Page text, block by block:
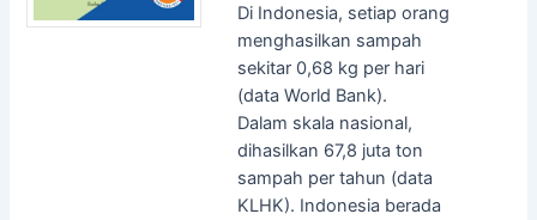
Di Indonesia, setiap orang
menghasilkan sampah
sekitar 0,68 kg per hari
(data World Bank).
Dalam skala nasional,
dihasilkan 67,8 juta ton
sampah per tahun (data
KLHK). Indonesia berada